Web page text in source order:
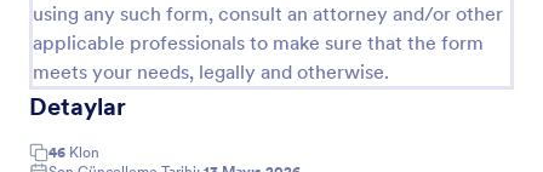
using any such form, consult an attorney and/or other
applicable professionals to make sure that the form
meets your needs, legally and otherwise.
Detaylar
46 Klon